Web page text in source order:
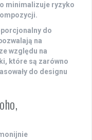
minimalizuje ryzyko
do
na
względu na
które są zarówno
do designu